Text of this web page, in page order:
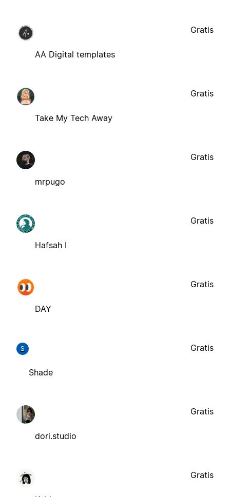
AA Digital templates
Gratis
Take My Tech Away
Gratis
mrpugo
Gratis
Hafsah I
Gratis
DAY
Gratis
S
Shade
Gratis
dori.studio
Gratis
Gratis